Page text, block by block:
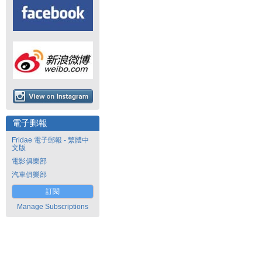
電子郵報
Fridae 電子郵報 - 繁體中
文版
電影俱樂部
汽車俱樂部
訂閱
Manage Subscriptions